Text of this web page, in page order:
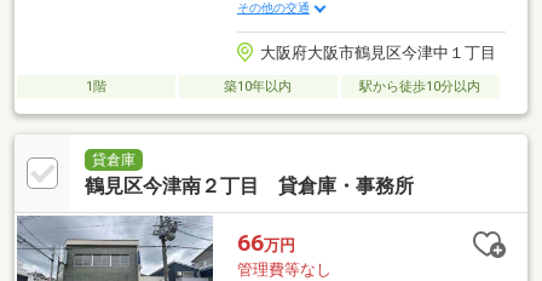
その他の交通
大阪府大阪市鶴見区今津中１丁目
1階 築10年以内 駅から徒歩10分以内
貸倉庫
鶴見区今津南２丁目 貸倉庫・事務所
66万円
管理費等なし